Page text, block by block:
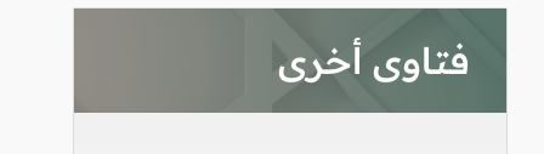
فتاوى أخرى